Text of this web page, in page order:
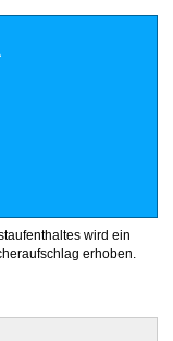
wird ein
erhoben.